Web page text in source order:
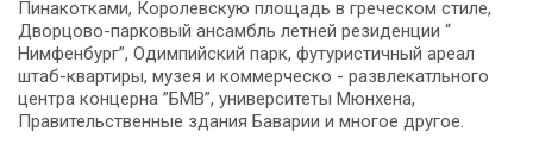
Пинакотками, Королевскую площадь в греческом стиле,
Дворцово-парковый ансамбль летней резиденции “
Нимфенбург”, Одимпийский парк, футуристичный ареал
штаб-квартиры, музея и коммерческо - развлекатльного
центра концерна ”БМВ”, университеты Мюнхена,
Правительственные здания Баварии и многое другое.